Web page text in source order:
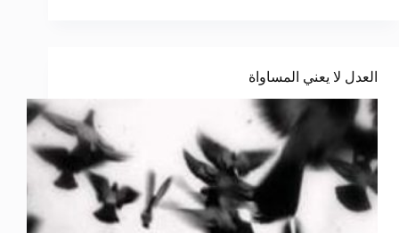
العدل لا يعني المساواة